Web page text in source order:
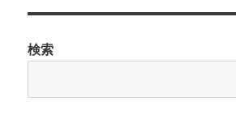
シ
ョ
検索